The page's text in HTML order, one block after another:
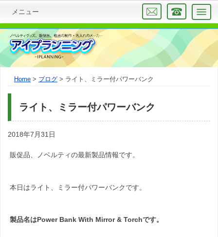
メニュー
Home ブログ ライト、ミラー付パワーバンク
ライト、ミラー付パワーバンク
2018年7月31日
販促品、ノベルティの最新製品情報です。
本日はライト、ミラー付パワーバンクです。
製品名はPower Bank With Mirror & Torchです。